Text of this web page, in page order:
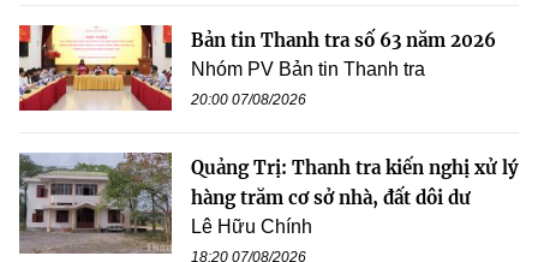
Bản tin Thanh tra số 63 năm 2026
Nhóm PV Bản tin Thanh tra
20:00 07/08/2026
Quảng Trị: Thanh tra kiến nghị xử lý
hàng trăm cơ sở nhà, đất dôi dư
Lê Hữu Chính
18:20 07/08/2026